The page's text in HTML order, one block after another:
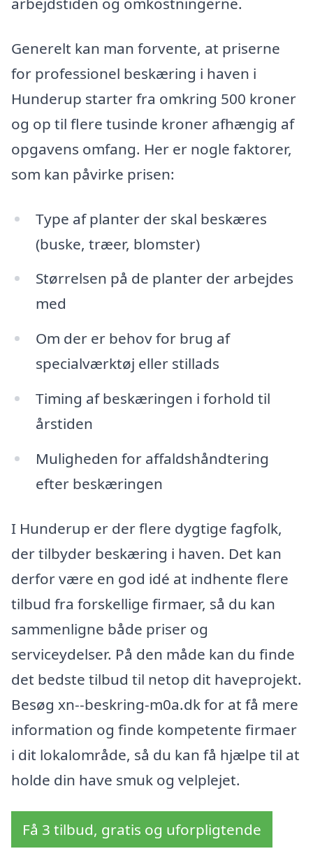
Generelt kan man forvente, at priserne
for professionel beskæring i haven i
Hunderup starter fra omkring 500 kroner
og op til flere tusinde kroner afhængig af
opgavens omfang. Her er nogle faktorer,
som kan påvirke prisen:
Type af planter der skal beskæres
(buske, træer, blomster)
Størrelsen på de planter der arbejdes
med
Om der er behov for brug af
specialværktøj eller stillads
Timing af beskæringen i forhold til
årstiden
Muligheden for affaldshåndtering
efter beskæringen
I Hunderup er der flere dygtige fagfolk,
der tilbyder beskæring i haven. Det kan
derfor være en god idé at indhente flere
tilbud fra forskellige firmaer, så du kan
sammenligne både priser og
serviceydelser. På den måde kan du finde
det bedste tilbud til netop dit haveprojekt.
Besøg xn--beskring-m0a.dk for at få mere
information og finde kompetente firmaer
i dit lokalområde, så du kan få hjælpe til at
holde din have smuk og velplejet.
Få 3 tilbud, gratis og uforpligtende